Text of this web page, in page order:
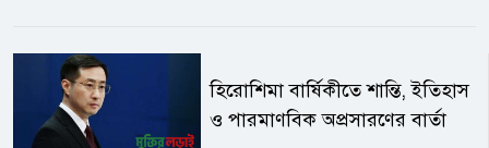
করেছে, যা দ্বিতীয় বিশ্বযুদ্ধের পর সর্বোচ্চ পর্যায়ে পৌঁছেছে, এবং এই
ক্রমাগত ক্রমবর্ধমান প্রতিরক্ষা ব্যয় জাপানি জনগণের ওপর অর্থনৈতিক বোঝা
আরও বাড়িয়ে দিয়েছে। ৬৫.৫% উত্তরদাতা মনে করেন যে, জাপানের
হিরোশিমা বার্ষিকীতে শান্তি, ইতিহাস
ও পারমাণবিক অপ্রসারণের বার্তা